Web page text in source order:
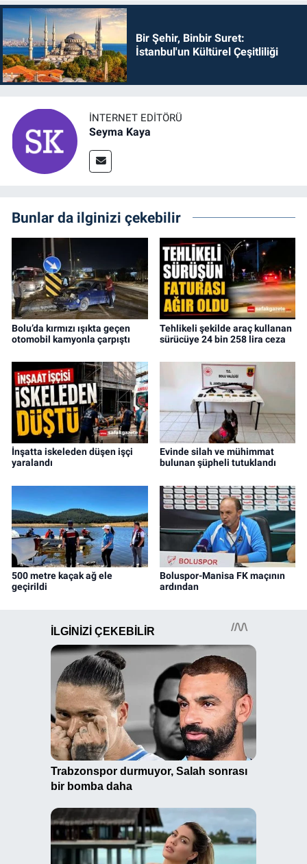
Bir Şehir, Binbir Suret:
İstanbul'un Kültürel Çeşitliliği
İNTERNET EDITÖRÜ
Seyma Kaya
Bunlar da ilginizi çekebilir
Bolu’da kırmızı ışıkta geçen
otomobil kamyonla çarpıştı
Tehlikeli şekilde araç kullanan
sürücüye 24 bin 258 lira ceza
İnşatta iskeleden düşen işçi
yaralandı
Evinde silah ve mühimmat
bulunan şüpheli tutuklandı
500 metre kaçak ağ ele
geçirildi
Boluspor-Manisa FK maçının
ardından